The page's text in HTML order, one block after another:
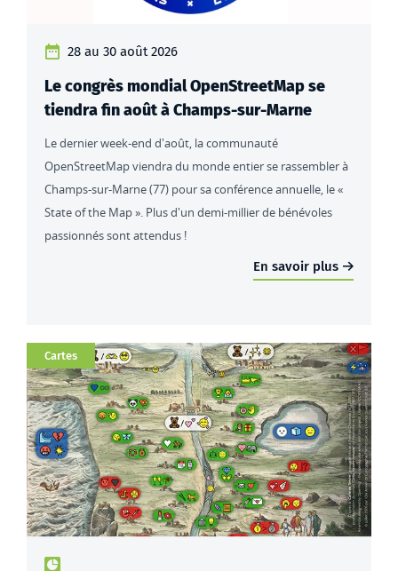
28 au 30 août 2026
Le congrès mondial OpenStreetMap se
tiendra fin août à Champs-sur-Marne
Le dernier week-end d'août, la communauté
OpenStreetMap viendra du monde entier se rassembler à
Champs-sur-Marne (77) pour sa conférence annuelle, le «
State of the Map ». Plus d'un demi-millier de bénévoles
passionnés sont attendus !
En savoir plus
Catégorie
Cartes
Type de contenu : actualités